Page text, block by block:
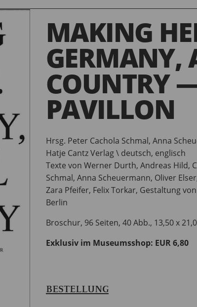
MAKING
GERMANY,
COUNTRY
PAVILLON
Hrsg. Peter Cachola Schmal, Anna
Hatje Cantz Verlag \ deutsch, englisch
Texte von Werner Durth, Andreas Hild,
Schmal, Anna Scheuermann, Oliver
Zara Pfeifer, Felix Torkar, Gestaltung
Berlin
Broschur, 96 Seiten, 40 Abb., 13,50 x
Exklusiv im Museumsshop: EUR 6,80
BESTELLUNG